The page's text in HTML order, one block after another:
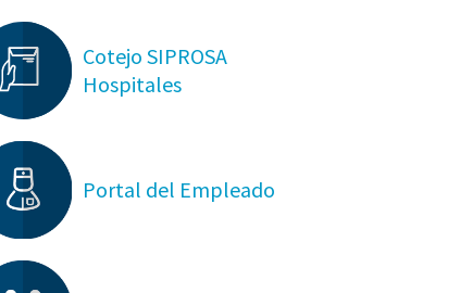
Cotejo SIPROSA
Hospitales
Portal del Empleado